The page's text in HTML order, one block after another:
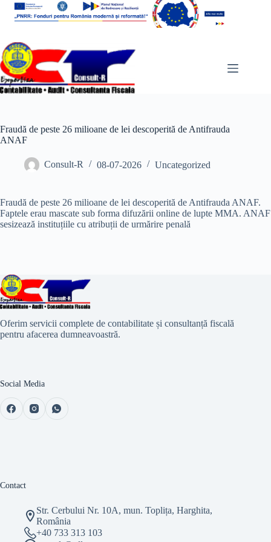
Fraudă de peste 26 milioane de lei descoperită de Antifrauda
ANAF
Consult-R 08-07-2026 Uncategorized
Fraudă de peste 26 milioane de lei descoperită de Antifrauda ANAF.
Faptele erau mascate sub forma difuzării online de lupte MMA. ANAF
sesizează instituțiile cu atribuții de urmărire penală
Oferim servicii complete de contabilitate și consultanță fiscală
pentru afacerea dumneavoastră.
Social Media
Contact
Str. Cerbului Nr. 10A, mun. Toplița, Harghita,
România
+40 733 313 103